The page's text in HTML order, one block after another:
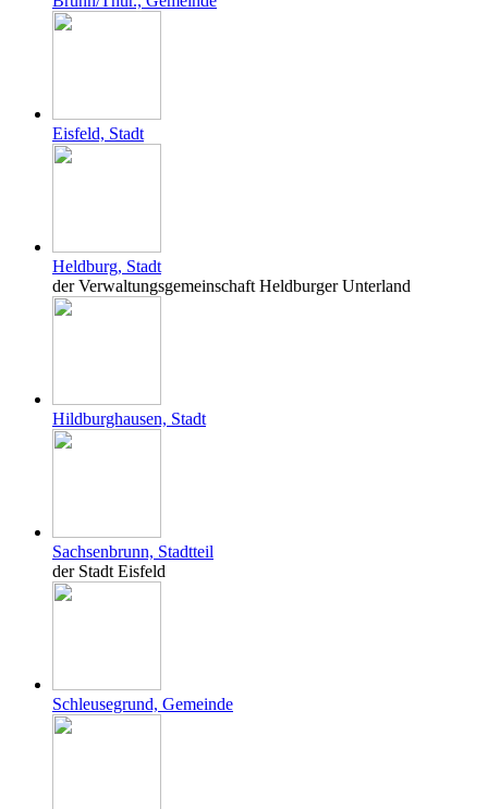
Eisfeld, Stadt
Heldburg, Stadt
der Verwaltungsgemeinschaft Heldburger Unterland
Hildburghausen, Stadt
Sachsenbrunn, Stadtteil
der Stadt Eisfeld
Schleusegrund, Gemeinde